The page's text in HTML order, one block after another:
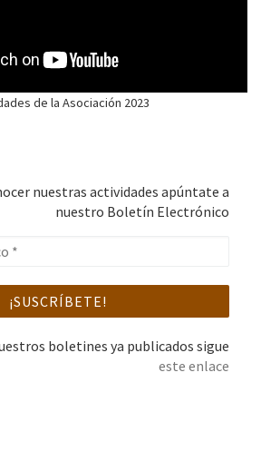
de la Asociación 2023
nuestras actividades apúntate a
nuestro Boletín Electrónico
boletines ya publicados sigue
este enlace